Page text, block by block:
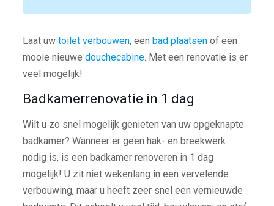
Laat uw toilet verbouwen, een bad plaatsenof een
mooie nieuwe douchecabine. Met een renovatie is er
veel mogelijk!
Badkamerrenovatie in 1 dag
Wilt u zo snel mogelijk genieten van uw opgeknapte
badkamer? Wanneer er geen hak- en breekwerk
nodig is, is een badkamer renoveren in 1 dag
mogelijk! U zit niet wekenlang in een vervelende
verbouwing, maar u heeft zeer snel een vernieuwde